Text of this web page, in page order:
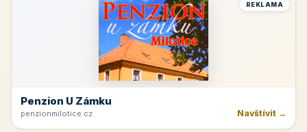
REKLAMA
Penzion U Zámku
penzionmilotice.cz Navštívit →